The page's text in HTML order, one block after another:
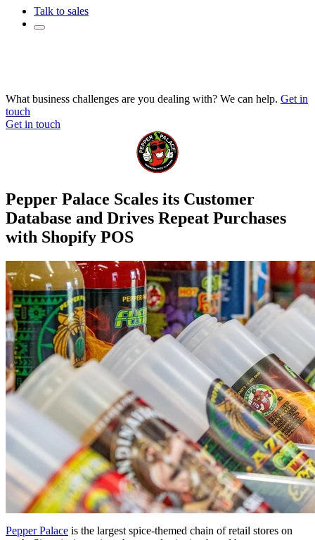
Talk to sales
What business challenges are you dealing with? We can help. Get in
touch
Get in touch
Pepper Palace Scales its Customer
Database and Drives Repeat Purchases
with Shopify POS
Pepper Palace is the largest spice-themed chain of retail stores on